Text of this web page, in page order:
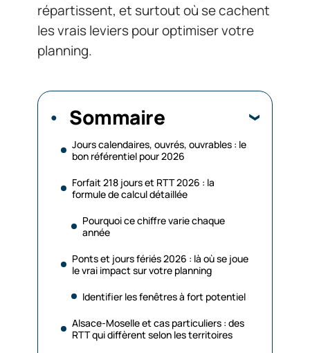
répartissent, et surtout où se cachent
les vrais leviers pour optimiser votre
planning.
Sommaire
Jours calendaires, ouvrés, ouvrables : le
bon référentiel pour 2026
Forfait 218 jours et RTT 2026 : la
formule de calcul détaillée
Pourquoi ce chiffre varie chaque
année
Ponts et jours fériés 2026 : là où se joue
le vrai impact sur votre planning
Identifier les fenêtres à fort potentiel
Alsace-Moselle et cas particuliers : des
RTT qui diffèrent selon les territoires